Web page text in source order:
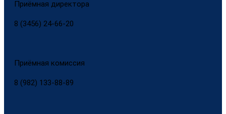
Приёмная директора
8 (3456) 24-66-20
Приёмная комиссия
8 (982) 133-88-89